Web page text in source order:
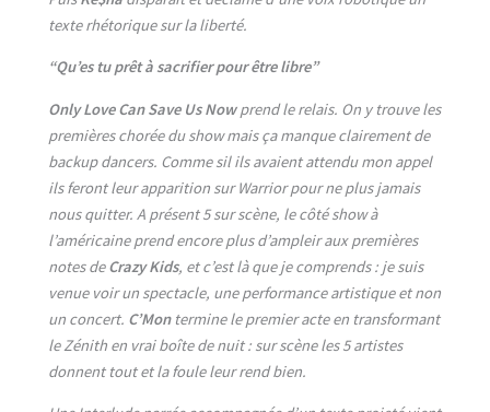
texte rhétorique sur la liberté.
“Qu’es tu prêt à sacrifier pour être libre”
Only Love Can Save Us Nowprend le relais. On y trouve les
premières chorée du show mais ça manque clairement de
backup dancers. Comme sil ils avaient attendu mon appel
ils feront leur apparition sur Warrior pour ne plus jamais
nous quitter. A présent 5 sur scène, le côté show à
l’américaine prend encore plus d’ampleir aux premières
notes deCrazy Kids, et c’est là que je comprends : je suis
venue voir un spectacle, une performance artistique et non
un concert. C’Mon termine le premier acte en transformant
le Zénith en vrai boîte de nuit : sur scène les 5 artistes
donnent tout et la foule leur rend bien.